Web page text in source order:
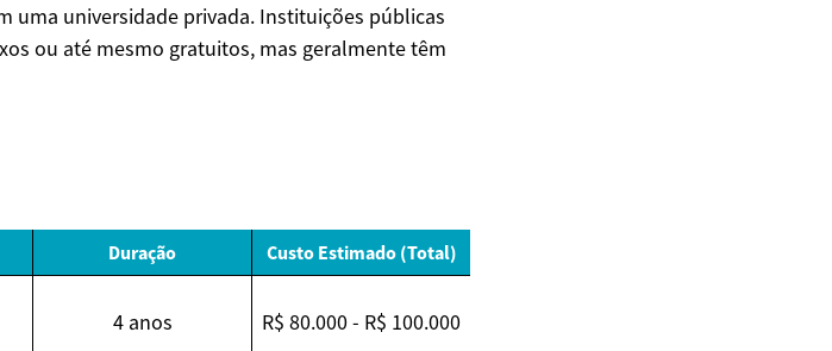
uma universidade privada. Instituições públicas
ou até mesmo gratuitos, mas geralmente têm
Duração Custo Estimado (Total)
4 anos R$ 80.000 - R$ 100.000